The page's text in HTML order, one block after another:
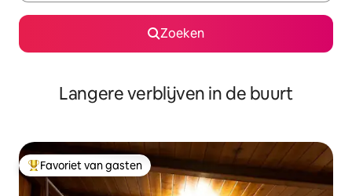
Zoeken
Langere verblijven in de buurt
Topfavoriet van gasten
Favoriet van gasten